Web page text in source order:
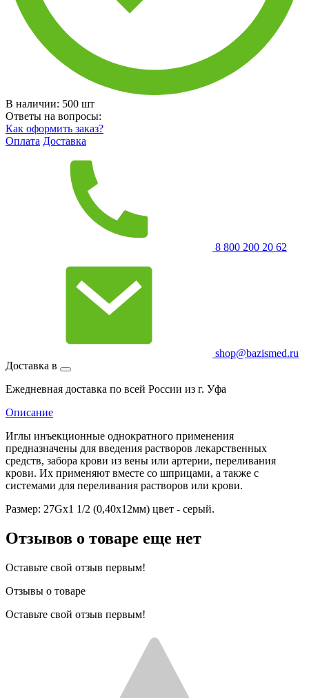
В наличии: 500 шт
Ответы на вопросы:
Как оформить заказ?
Оплата Доставка
8 800 200 20 62
shop@bazismed.ru
Доставка в
Ежедневная доставка по всей России из г. Уфа
Описание
Иглы инъекционные однократного применения
предназначены для введения растворов лекарственных
средств, забора крови из вены или артерии, переливания
крови. Их применяют вместе со шприцами, а также с
системами для переливания растворов или крови.
Размер: 27Gх1 1/2 (0,40х12мм) цвет - серый.
Отзывов о товаре еще нет
Оставьте свой отзыв первым!
Отзывы о товаре
Оставьте свой отзыв первым!